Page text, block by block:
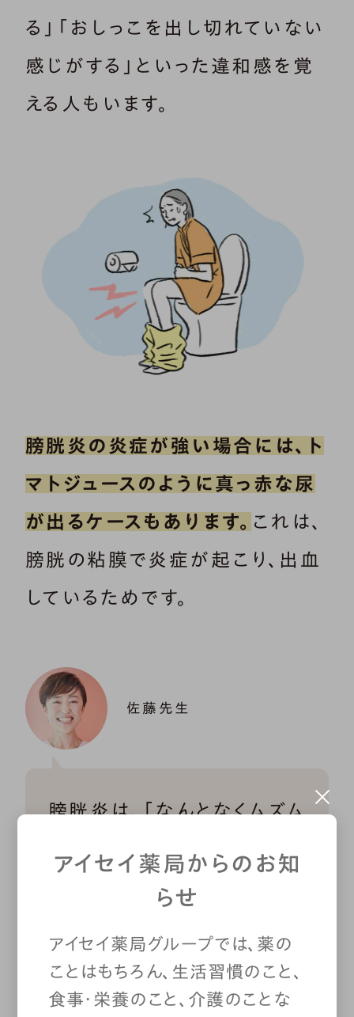
る」「おしっこを出し切れていない
感じがする」といった違和感を覚
える人もいます。
膀胱炎の炎症が強い場合には、ト
マトジュースのように真っ赤な尿
が出るケースもあります。 これは、
膀胱の粘膜で炎症が起こり、出血
しているためです。
佐藤先生
膀胱炎は、「なんとなくムズム
といった軽い症状だけの場
れくらいなら大丈夫」と我慢
して、受診を先延ばしてしま
アイセイ薬局からのお知
らせ
アイセイ薬局グループでは、薬の
ことはもちろん、生活習慣のこと、
食事・栄養のこと、介護のことな